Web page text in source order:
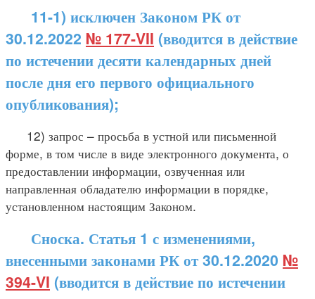
11-1) исключен Законом РК от
30.12.2022 № 177-VII (вводится в действие
по истечении десяти календарных дней
после дня его первого официального
опубликования);
12) запрос – просьба в устной или письменной
форме, в том числе в виде электронного документа, о
предоставлении информации, озвученная или
направленная обладателю информации в порядке,
установленном настоящим Законом.
Сноска. Статья 1 с изменениями,
внесенными законами РК от 30.12.2020 №
394-VI (вводится в действие по истечении